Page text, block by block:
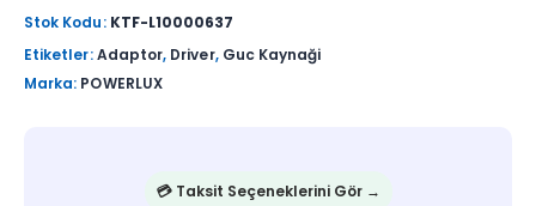
Stok Kodu: KTF-L10000637
Etiketler:Adaptor, Driver, Guc Kaynaği
Marka: POWERLUX
💳 Taksit Seçeneklerini Gör →